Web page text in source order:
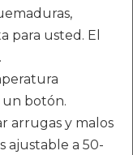
para usted. El
un botón.
arrugas y malos
ajustable a 50-